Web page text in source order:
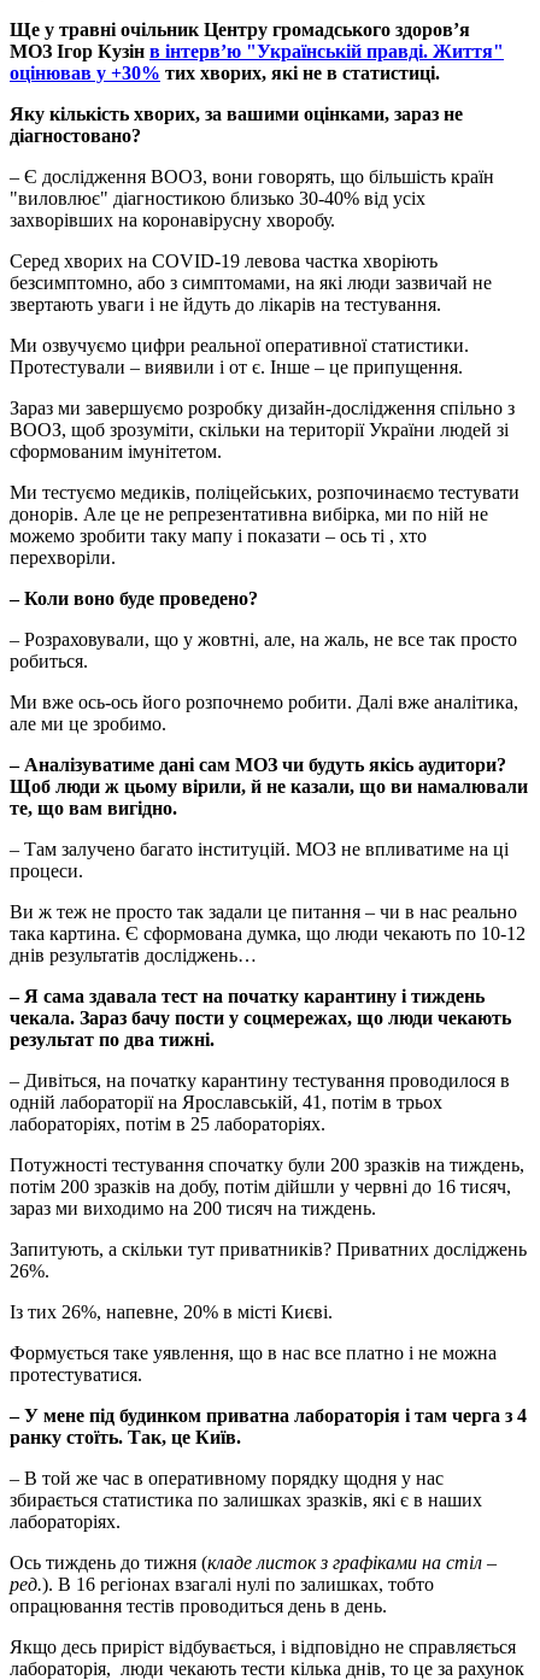
Ще у травні очільник Центру громадського здоров’я
МОЗ Ігор Кузін в інтерв’ю "Українській правді. Життя"
оцінював у +30% тих хворих, які не в статистиці.
Яку кількість хворих, за вашими оцінками, зараз не
діагностовано?
– Є дослідження ВООЗ, вони говорять, що більшість країн
"виловлює" діагностикою близько 30-40% від усіх
захворівших на коронавірусну хворобу.
Серед хворих на COVID-19 левова частка хворіють
безсимптомно, або з симптомами, на які люди зазвичай не
звертають уваги і не йдуть до лікарів на тестування.
Ми озвучуємо цифри реальної оперативної статистики.
Протестували – виявили і от є. Інше – це припущення.
Зараз ми завершуємо розробку дизайн-дослідження спільно з
ВООЗ, щоб зрозуміти, скільки на території України людей зі
сформованим імунітетом.
Ми тестуємо медиків, поліцейських, розпочинаємо тестувати
донорів. Але це не репрезентативна вибірка, ми по ній не
можемо зробити таку мапу і показати – ось ті , хто
перехворіли.
– Коли воно буде проведено?
– Розраховували, що у жовтні, але, на жаль, не все так просто
робиться.
Ми вже ось-ось його розпочнемо робити. Далі вже аналітика,
але ми це зробимо.
– Аналізуватиме дані сам МОЗ чи будуть якісь аудитори?
Щоб люди ж цьому вірили, й не казали, що ви намалювали
те, що вам вигідно.
– Там залучено багато інституцій. МОЗ не впливатиме на ці
процеси.
Ви ж теж не просто так задали це питання – чи в нас реально
така картина. Є сформована думка, що люди чекають по 10-12
днів результатів досліджень…
– Я сама здавала тест на початку карантину і тиждень
чекала. Зараз бачу пости у соцмережах, що люди чекають
результат по два тижні.
– Дивіться, на початку карантину тестування проводилося в
одній лабораторії на Ярославській, 41, потім в трьох
лабораторіях, потім в 25 лабораторіях.
Потужності тестування спочатку були 200 зразків на тиждень,
потім 200 зразків на добу, потім дійшли у червні до 16 тисяч,
зараз ми виходимо на 200 тисяч на тиждень.
Запитують, а скільки тут приватників? Приватних досліджень
26%.
Із тих 26%, напевне, 20% в місті Києві.
Формується таке уявлення, що в нас все платно і не можна
протестуватися.
– У мене під будинком приватна лабораторія і там черга з 4
ранку стоїть. Так, це Київ.
– В той же час в оперативному порядку щодня у нас
збирається статистика по залишках зразків, які є в наших
лабораторіях.
Ось тиждень до тижня (кладе листок з графіками на стіл –
ред.). В 16 регіонах взагалі нулі по залишках, тобто
опрацювання тестів проводиться день в день.
Якщо десь приріст відбувається, і відповідно не справляється
лабораторія, люди чекають тести кілька днів, то це за рахунок